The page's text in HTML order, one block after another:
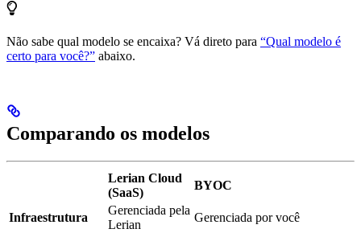
Não sabe qual modelo se encaixa? Vá direto para “Qual modelo é
certo para você?” abaixo.
Comparando os modelos
Lerian Cloud
(SaaS)
BYOC
Infraestrutura
Gerenciada pela
Lerian
Gerenciada por você